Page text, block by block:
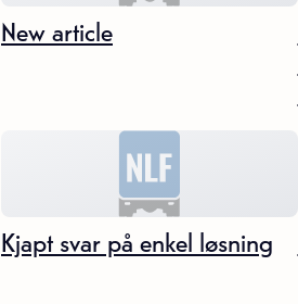
New article
Kjapt svar på enkel løsning